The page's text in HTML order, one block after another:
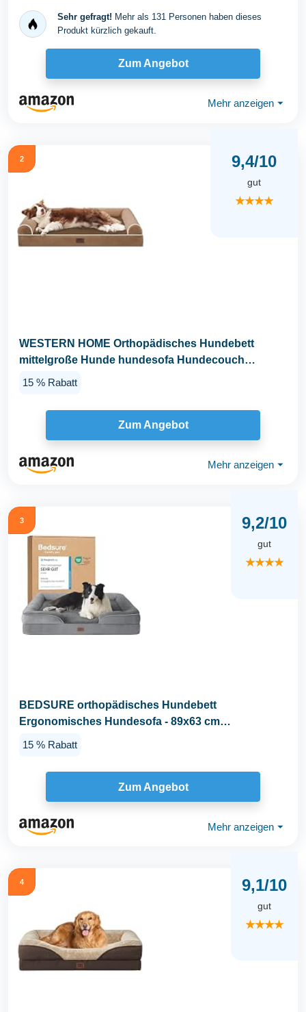
Sehr gefragt! Mehr als 131 Personen haben dieses
Produkt kürzlich gekauft.
Zum Angebot
Mehr anzeigen ⏷
2 9,4/10
gut
★★★★
WESTERN HOME Orthopädisches Hundebett
mittelgroße Hunde hundesofa Hundecouch
Bettchen mit Hoher...
15 % Rabatt
Zum Angebot
Mehr anzeigen ⏷
3 9,2/10
gut
★★★★
BEDSURE orthopädisches Hundebett
Ergonomisches Hundesofa - 89x63 cm
15 % Rabatt
Zum Angebot
Mehr anzeigen ⏷
4 9,1/10
gut
★★★★